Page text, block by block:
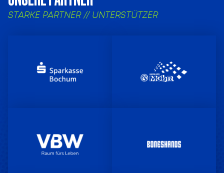
STARKE PARTNER // UNTERSTÜTZER